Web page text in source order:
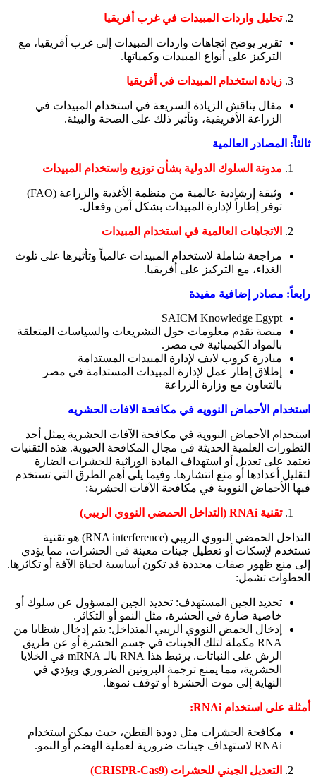
تحليل واردات المبيدات في غرب أفريقيا
تقرير يوضح اتجاهات واردات المبيدات إلى غرب أفريقيا، مع
التركيز على أنواع المبيدات وكمياتها.
زيادة استخدام المبيدات في أفريقيا
مقال يناقش الزيادة السريعة في استخدام المبيدات في
الزراعة الأفريقية، وتأثير ذلك على الصحة والبيئة.
ثالثاً: المصادر العالمية
مدونة السلوك الدولية بشأن توزيع واستخدام المبيدات
وثيقة إرشادية عالمية من منظمة الأغذية والزراعة (FAO)
توفر إطاراً لإدارة المبيدات بشكل آمن وفعال.
الاتجاهات العالمية في استخدام المبيدات
مراجعة شاملة لاستخدام المبيدات عالمياً وتأثيرها على تلوث
الغذاء، مع التركيز على أفريقيا.
رابعاً: مصادر إضافية مفيدة
SAICM Knowledge Egypt
منصة تقدم معلومات حول التشريعات والسياسات المتعلقة
بالمواد الكيميائية في مصر.
مبادرة كروب لايف لإدارة المبيدات المستدامة
إطلاق إطار عمل لإدارة المبيدات المستدامة في مصر
بالتعاون مع وزارة الزراعة
استخدام الأحماض النوويه في مكافحة الافات الحشريه
استخدام الأحماض النووية في مكافحة الآفات الحشرية يمثل أحد
التطورات العلمية الحديثة في مجال المكافحة الحيوية. هذه التقنيات
تعتمد على تعديل أو استهداف المادة الوراثية للحشرات الضارة
لتقليل أعدادها أو منع انتشارها. وفيما يلي أهم الطرق التي تستخدم
فيها الأحماض النووية في مكافحة الآفات الحشرية:
تقنية RNAi (التداخل الحمضي النووي الريبي)
التداخل الحمضي النووي الريبي (RNA interference) هو تقنية
تستخدم لإسكات أو تعطيل جينات معينة في الحشرات، مما يؤدي
إلى منع ظهور صفات محددة قد تكون أساسية لحياة الآفة أو تكاثرها.
الخطوات تشمل:
تحديد الجين المستهدف: تحديد الجين المسؤول عن سلوك أو
خاصية ضارة في الحشرة، مثل النمو أو التكاثر.
إدخال الحمض النووي الريبي المتداخل: يتم إدخال شظايا من
RNA مكملة لتلك الجينات في جسم الحشرة أو عن طريق
الرش على النباتات. يرتبط هذا RNA بالـ mRNA في الخلايا
الحشرية، مما يمنع ترجمة البروتين الضروري ويؤدي في
النهاية إلى موت الحشرة أو توقف نموها.
أمثلة على استخدام RNAi:
مكافحة الحشرات مثل دودة القطن، حيث يمكن استخدام
RNAi لاستهداف جينات ضرورية لعملية الهضم أو النمو.
التعديل الجيني للحشرات (CRISPR-Cas9)